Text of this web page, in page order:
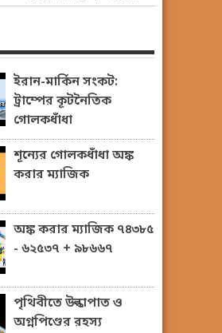
ইরান-মার্কিন সংকট:
ট্রাম্পের কূটনৈতিক
গোলকধাঁধা
শূন্যের গোলকধাঁধা অঙ্ক
করার ম্যাজিক
অঙ্ক করার ম্যাজিক ৭৪৩৮৫
- ৬২৫৩৭ + ৯৮৬৬৭
পৃথিবীতে উল্কাপাত ও
অগ্নপিণ্ডের রহস্য